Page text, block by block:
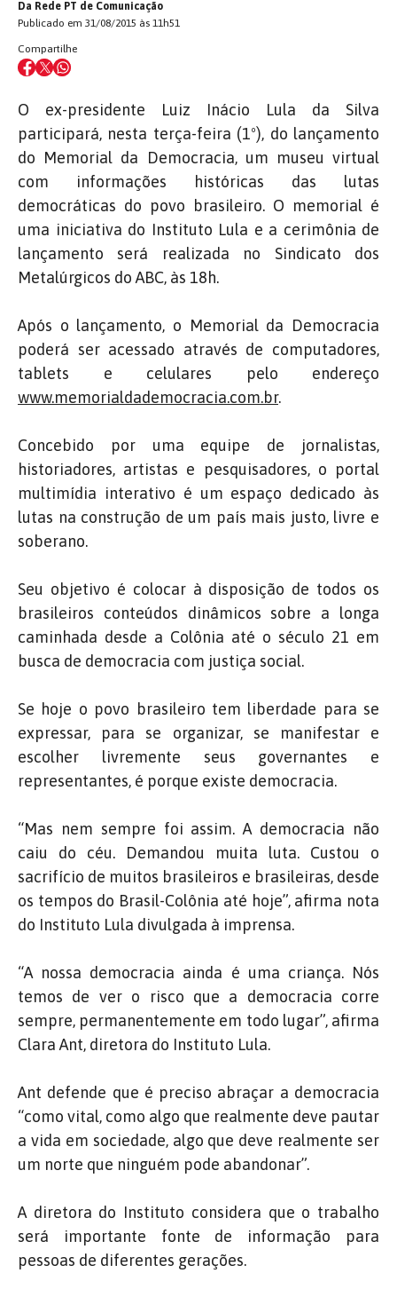
Da Rede PT de Comunicação
Publicado em 31/08/2015 às 11h51
Compartilhe
O ex-presidente Luiz Inácio Lula da Silva
participará, nesta terça-feira (1º), do lançamento
do Memorial da Democracia, um museu virtual
com informações históricas das lutas
democráticas do povo brasileiro. O memorial é
uma iniciativa do Instituto Lula e a cerimônia de
lançamento será realizada no Sindicato dos
Metalúrgicos do ABC, às 18h.
Após o lançamento, o Memorial da Democracia
poderá ser acessado através de computadores,
tablets e celulares pelo endereço
www.memorialdademocracia.com.br.
Concebido por uma equipe de jornalistas,
historiadores, artistas e pesquisadores, o portal
multimídia interativo é um espaço dedicado às
lutas na construção de um país mais justo, livre e
soberano.
Seu objetivo é colocar à disposição de todos os
brasileiros conteúdos dinâmicos sobre a longa
caminhada desde a Colônia até o século 21 em
busca de democracia com justiça social.
Se hoje o povo brasileiro tem liberdade para se
expressar, para se organizar, se manifestar e
escolher livremente seus governantes e
representantes, é porque existe democracia.
“Mas nem sempre foi assim. A democracia não
caiu do céu. Demandou muita luta. Custou o
sacrifício de muitos brasileiros e brasileiras, desde
os tempos do Brasil-Colônia até hoje”, afirma nota
do Instituto Lula divulgada à imprensa.
“A nossa democracia ainda é uma criança. Nós
temos de ver o risco que a democracia corre
sempre, permanentemente em todo lugar”, afirma
Clara Ant, diretora do Instituto Lula.
Ant defende que é preciso abraçar a democracia
“como vital, como algo que realmente deve pautar
a vida em sociedade, algo que deve realmente ser
um norte que ninguém pode abandonar”.
A diretora do Instituto considera que o trabalho
será importante fonte de informação para
pessoas de diferentes gerações.